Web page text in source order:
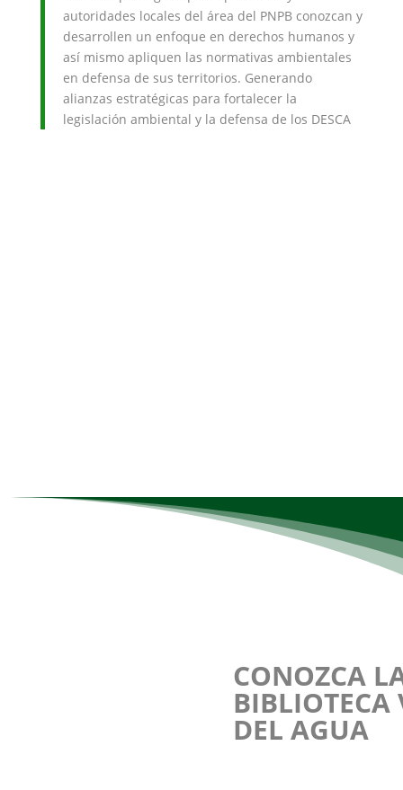
autoridades locales del área del PNPB conozcan y
desarrollen un enfoque en derechos humanos y
así mismo apliquen las normativas ambientales
en defensa de sus territorios. Generando
alianzas estratégicas para fortalecer la
legislación ambiental y la defensa de los DESCA
CONOZCA
BIBLIOTECA
DEL AGUA